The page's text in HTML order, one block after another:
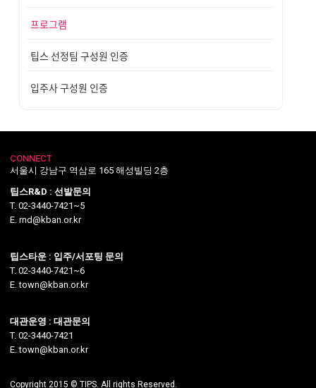
프로그램
팁스 선정팀 구성원 인증
입주사 구성원 인증
CONNECT
서울시 강남구 역삼로 165 해성빌딩 2층
팁스R&D : 선발문의
T. 02-3440-7421~5
E. rnd@kban.or.kr
팁스타운 : 입주/서포팅 문의
T. 02-3440-7421~6
E. town@kban.or.kr
대관운영 : 대관문의
T. 02-3440-7421
E. town@kban.or.kr
Copyright 2015 © TIPS. All rights Reserved.